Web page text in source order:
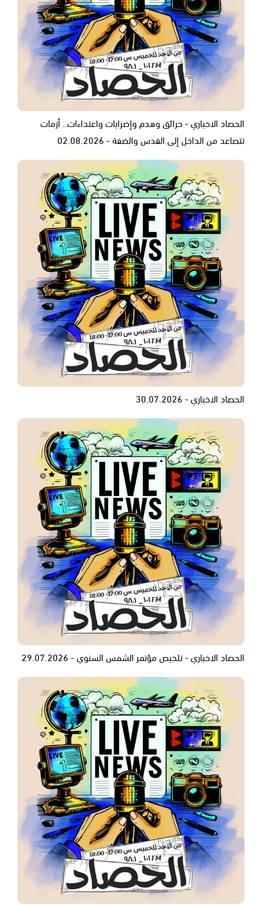
الحصاد الاخباري - حرائق وهدم وإضرابات واعتداءات.. أزمات
تتصاعد من الداخل إلى القدس والضفة - 02.08.2026
الحصاد الاخباري - 30.07.2026
الحصاد الاخباري - تلخيص مؤتمر الشمس السنوي - 29.07.2026